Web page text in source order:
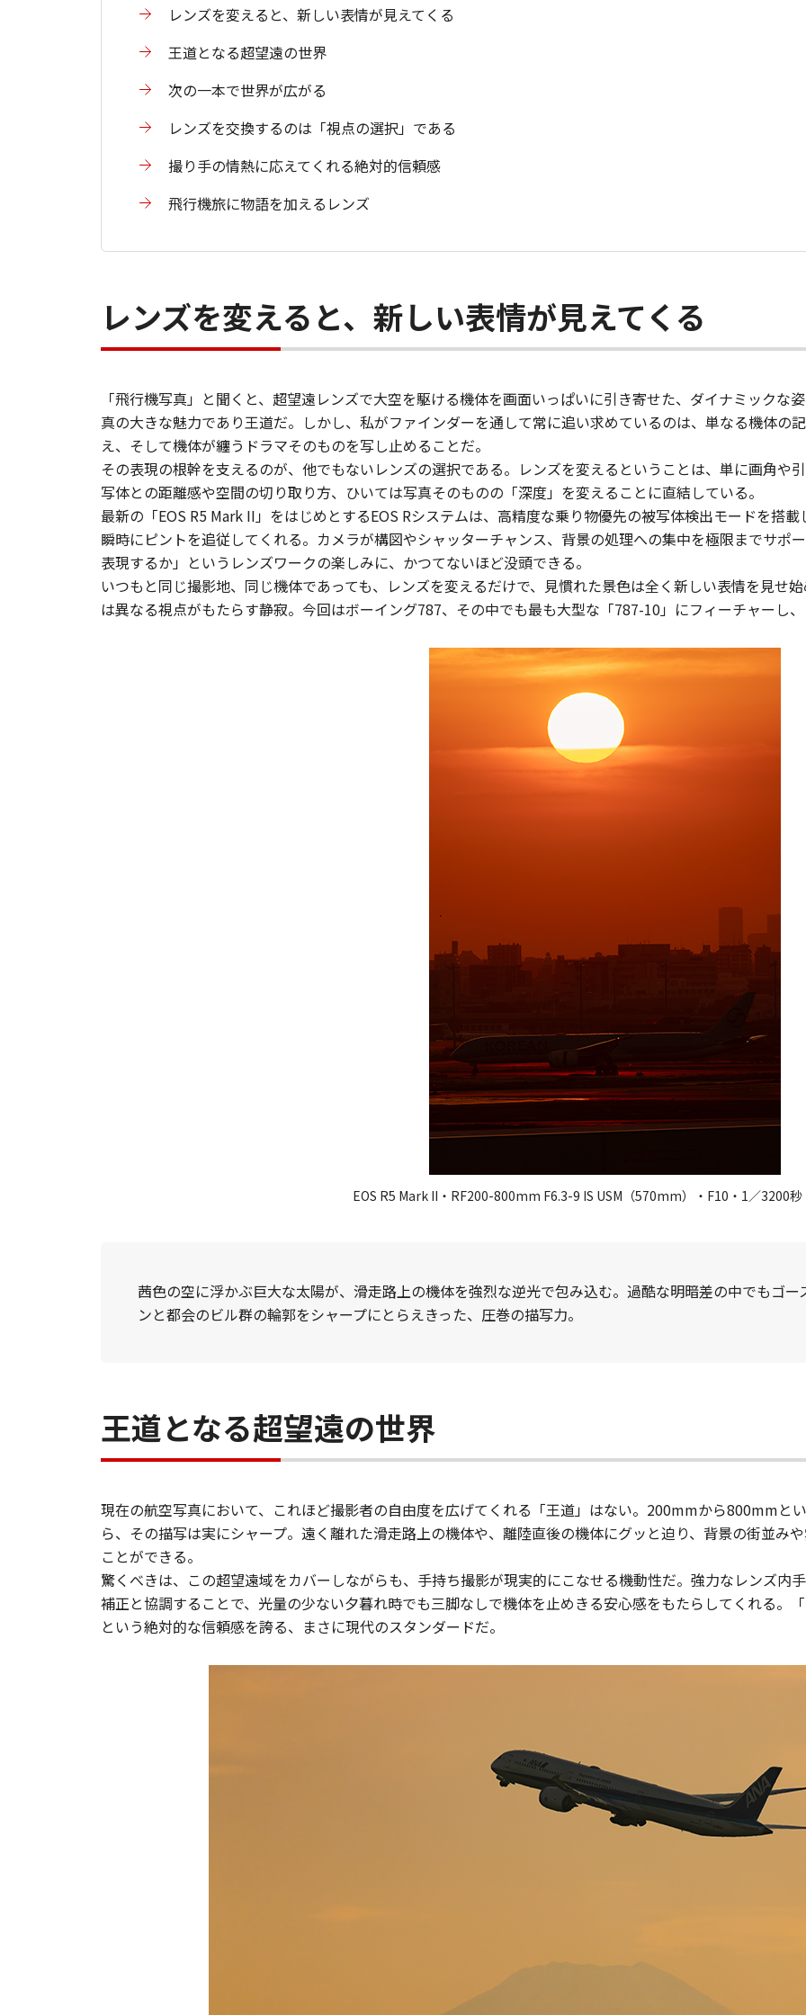
レンズを変えると、新しい表情が見えてくる
王道となる超望遠の世界
次の一本で世界が広がる
レンズを交換するのは「視点の選択」である
撮り手の情熱に応えてくれる絶対的信頼感
飛行機旅に物語を加えるレンズ
レンズを変えると、新しい表情が見えてくる
「飛行機写真」と聞くと、超望遠レンズで大空を駆ける機体を画面いっぱいに引き寄せた、ダイナミックな
真の大きな魅力であり王道だ。しかし、私がファインダーを通して常に追い求めているのは、単なる機体の
え、そして機体が纏うドラマそのものを写し止めることだ。
その表現の根幹を支えるのが、他でもないレンズの選択である。レンズを変えるということは、単に画角や
写体との距離感や空間の切り取り方、ひいては写真そのものの「深度」を変えることに直結している。
最新の「EOS R5 Mark II」をはじめとするEOS Rシステムは、高精度な乗り物優先の被写体検出モードを搭
瞬時にピントを追従してくれる。カメラが構図やシャッターチャンス、背景の処理への集中を極限までサポ
表現するか」というレンズワークの楽しみに、かつてないほど没頭できる。
いつもと同じ撮影地、同じ機体であっても、レンズを変えるだけで、見慣れた景色は全く新しい表情を見せ
は異なる視点がもたらす静寂。今回はボーイング787、その中でも最も大型な「787-10」にフィーチャーし、
EOS R5 Mark II・RF200-800mm F6.3-9 IS USM（570mm）・F10・1／3200秒
茜色の空に浮かぶ巨大な太陽が、滑走路上の機体を強烈な逆光で包み込む。過酷な明暗差の中でもゴ
ンと都会のビル群の輪郭をシャープにとらえきった、圧巻の描写力。
王道となる超望遠の世界
現在の航空写真において、これほど撮影者の自由度を広げてくれる「王道」はない。200mmから800mmと
ら、その描写は実にシャープ。遠く離れた滑走路上の機体や、離陸直後の機体にグッと迫り、背景の街並み
ことができる。
驚くべきは、この超望遠域をカバーしながらも、手持ち撮影が現実的にこなせる機動性だ。強力なレンズ内
補正と協調することで、光量の少ない夕暮れ時でも三脚なしで機体を止めきる安心感をもたらしてくれる。
という絶対的な信頼感を誇る、まさに現代のスタンダードだ。